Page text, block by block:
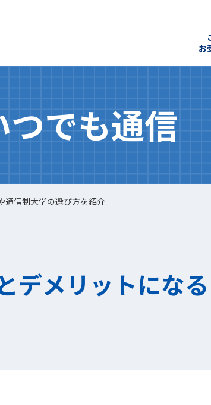
お
つでも通信
通信制大学の選び方を紹介
デメリットにな